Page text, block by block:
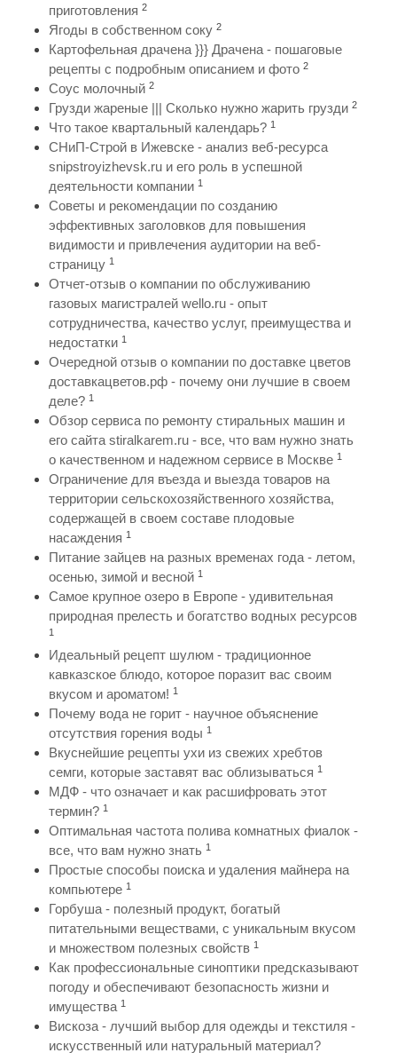
приготовления 2
Ягоды в собственном соку 2
Картофельная драчена }}} Драчена - пошаговые
рецепты с подробным описанием и фото 2
Соус молочный 2
Грузди жареные ||| Сколько нужно жарить грузди 2
Что такое квартальный календарь? 1
СНиП-Строй в Ижевске - анализ веб-ресурса
snipstroyizhevsk.ru и его роль в успешной
деятельности компании 1
Советы и рекомендации по созданию
эффективных заголовков для повышения
видимости и привлечения аудитории на веб-
страницу 1
Отчет-отзыв о компании по обслуживанию
газовых магистралей wello.ru - опыт
сотрудничества, качество услуг, преимущества и
недостатки 1
Очередной отзыв о компании по доставке цветов
доставкацветов.рф - почему они лучшие в своем
деле? 1
Обзор сервиса по ремонту стиральных машин и
его сайта stiralkarem.ru - все, что вам нужно знать
о качественном и надежном сервисе в Москве 1
Ограничение для въезда и выезда товаров на
территории сельскохозяйственного хозяйства,
содержащей в своем составе плодовые
насаждения 1
Питание зайцев на разных временах года - летом,
осенью, зимой и весной 1
Самое крупное озеро в Европе - удивительная
природная прелесть и богатство водных ресурсов
1
Идеальный рецепт шулюм - традиционное
кавказское блюдо, которое поразит вас своим
вкусом и ароматом! 1
Почему вода не горит - научное объяснение
отсутствия горения воды 1
Вкуснейшие рецепты ухи из свежих хребтов
семги, которые заставят вас облизываться 1
МДФ - что означает и как расшифровать этот
термин? 1
Оптимальная частота полива комнатных фиалок -
все, что вам нужно знать 1
Простые способы поиска и удаления майнера на
компьютере 1
Горбуша - полезный продукт, богатый
питательными веществами, с уникальным вкусом
и множеством полезных свойств 1
Как профессиональные синоптики предсказывают
погоду и обеспечивают безопасность жизни и
имущества 1
Вискоза - лучший выбор для одежды и текстиля -
искусственный или натуральный материал?